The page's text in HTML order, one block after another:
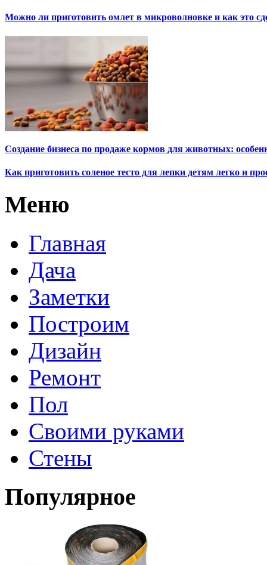
Можно ли приготовить омлет в микроволновке и как это
Создание бизнеса по продаже кормов для животных:
Как приготовить соленое тесто для лепки детям легко и
Меню
Главная
Дача
Заметки
Построим
Дизайн
Ремонт
Пол
Своими руками
Стены
Популярное